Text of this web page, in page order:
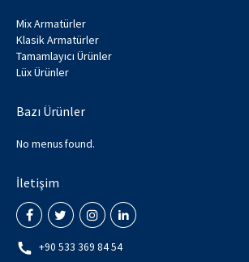
Mix Armatürler
Klasik Armatürler
Tamamlayıcı Ürünler
Lüx Ürünler
Bazı Ürünler
No menus found.
İletişim
+90 533 369 84 54